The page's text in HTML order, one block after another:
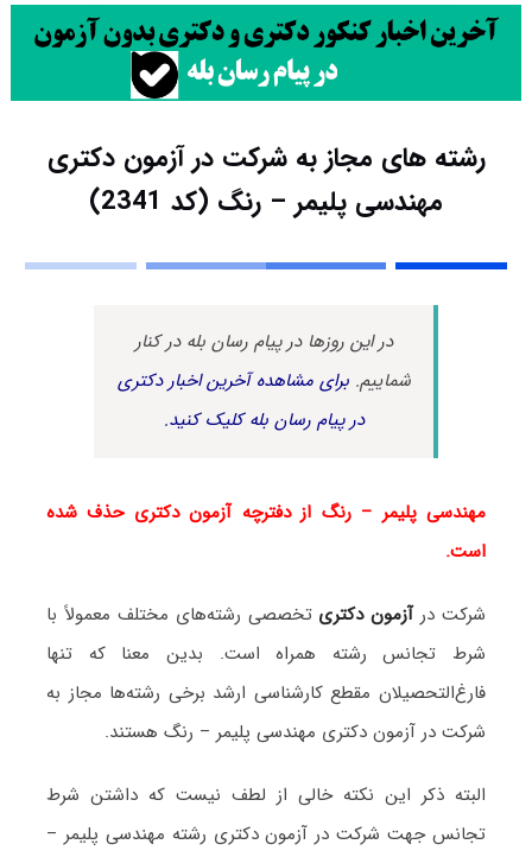
رشته های مجاز به شرکت در آزمون دکتری
مهندسی پلیمر – رنگ (کد 2341)
در این روزها در پیام رسان بله در کنار
شماییم.برای مشاهده آخرین اخبار دکتری
در پیام رسان بله کلیک کنید.
مهندسی پلیمر – رنگ از دفترچه آزمون دکتری حذف شده
است.
شرکت درآزمون دکتری تخصصی رشته‌های مختلف معمولاً با
شرط تجانس رشته همراه است. بدین معنا که تنها
فارغ‌التحصیلان مقطع کارشناسی ارشد برخی رشته‌ها مجاز به
شرکت در آزمون دکتری مهندسی پلیمر – رنگ هستند.
البته ذکر این نکته خالی از لطف نیست که داشتن شرط
تجانس جهت شرکت در آزمون دکتری رشته مهندسی پلیمر –